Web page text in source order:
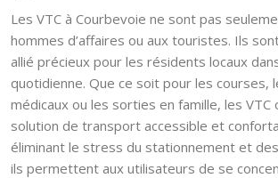
Les VTC à Courbevoie ne sont pas
hommes d’affaires ou aux touristes. Ils
allié précieux pour les résidents locaux
quotidienne. Que ce soit pour les courses,
médicaux ou les sorties en famille, les VTC
solution de transport accessible et
éliminant le stress du stationnement et
ils permettent aux utilisateurs de se